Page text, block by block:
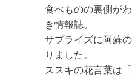
食べものの裏側が
き情報誌。
サプライズに阿蘇
りました。
ススキの花言葉は